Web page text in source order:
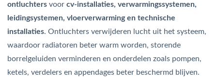
(Flexibele slangen)
(Gereedschap)
(Hemelwaterafvoer & riolering)
ontluchters voor cv-installaties, verwarmingssystemen,
leidingsystemen, vloerverwarming en technische
installaties. Ontluchters verwijderen lucht uit het systeem,
waardoor radiatoren beter warm worden, storende
borrelgeluiden verminderen en onderdelen zoals pompen,
ketels, verdelers en appendages beter beschermd blijven.